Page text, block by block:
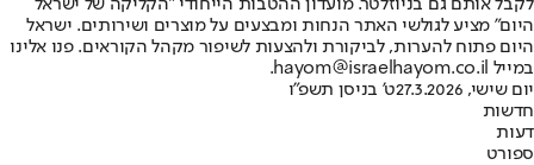
לקבל אותם גם בניוזלטר. מועדון ההטבות הייחודי "הקליקה של ישראל
היום" מציע לגולשי האתר הנחות ומבצעים על מוצרים ושירותים. ישראל
היום פתוח להערות, לביקורת ולהצעות לשיפור מקהל הקוראים. פנו אלינו
במייל hayom@israelhayom.co.il.
יום שישי, 27.3.2026
ט' בניסן תשפ"ו
חדשות
דעות
ספורט